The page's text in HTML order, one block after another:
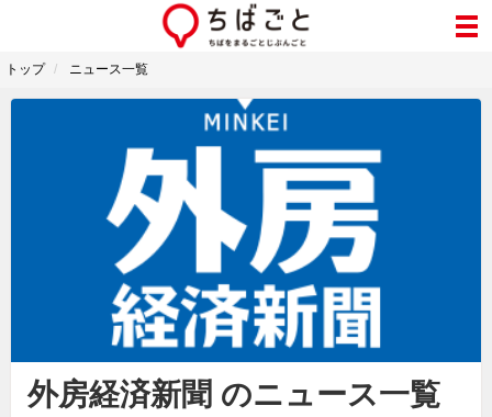
トップ ニュース一覧
外房経済新聞 のニュース一覧